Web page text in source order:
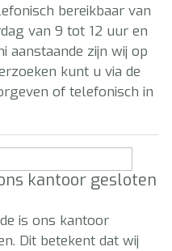
bereikbaar van
van 9 tot 12 uur en
aanstaande zijn wij op
kunt u via de
of telefonisch in
kantoor gesloten
is ons kantoor
Dit betekent dat wij